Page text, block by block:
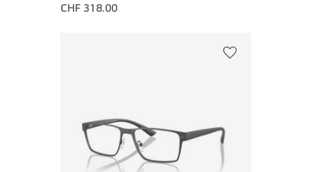
CHF 318.00